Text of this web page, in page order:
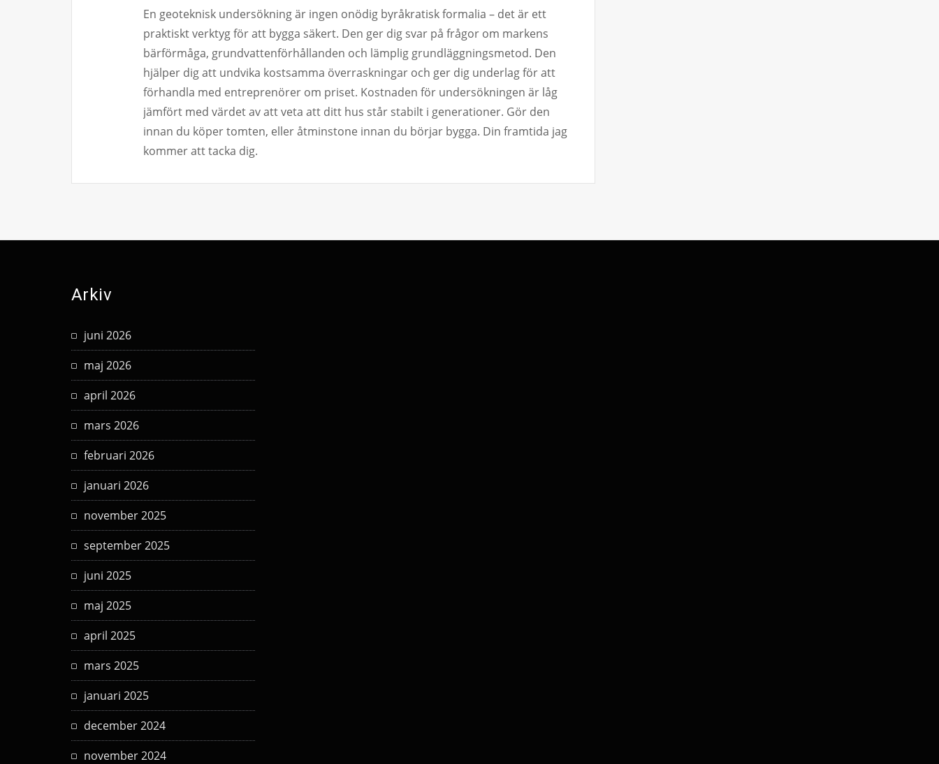
En geoteknisk undersökning är ingen onödig byråkratisk formalia – det är ett
praktiskt verktyg för att bygga säkert. Den ger dig svar på frågor om markens
bärförmåga, grundvattenförhållanden och lämplig grundläggningsmetod. Den
hjälper dig att undvika kostsamma överraskningar och ger dig underlag för att
förhandla med entreprenörer om priset. Kostnaden för undersökningen är låg
jämfört med värdet av att veta att ditt hus står stabilt i generationer. Gör den
innan du köper tomten, eller åtminstone innan du börjar bygga. Din framtida jag
kommer att tacka dig.
Arkiv
juni 2026
maj 2026
april 2026
mars 2026
februari 2026
januari 2026
november 2025
september 2025
juni 2025
maj 2025
april 2025
mars 2025
januari 2025
december 2024
november 2024